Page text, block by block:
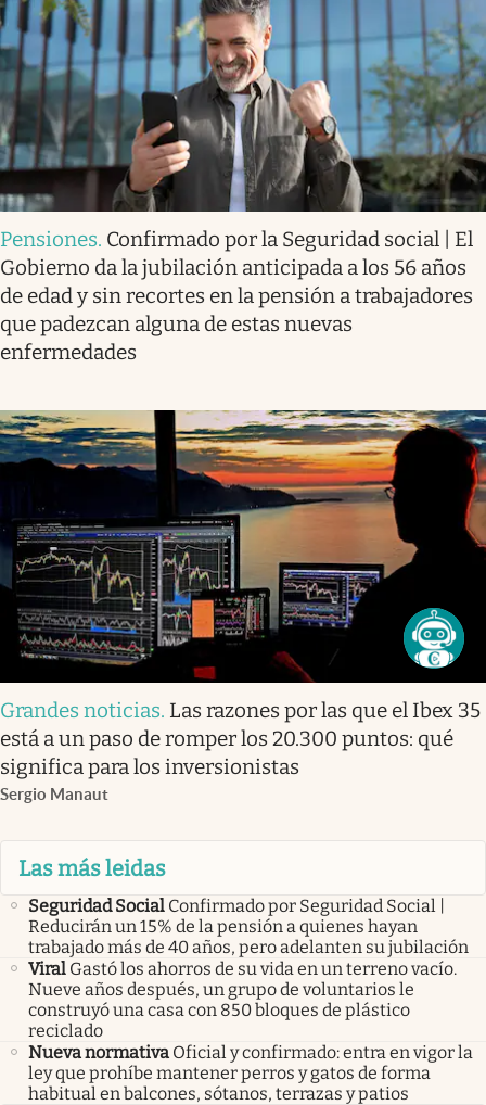
Pensiones. Confirmado por la Seguridad social | El
Gobierno da la jubilación anticipada a los 56 años
de edad y sin recortes en la pensión a trabajadores
que padezcan alguna de estas nuevas
enfermedades
Grandes noticias. Las razones por las que el Ibex 35
está a un paso de romper los 20.300 puntos: qué
significa para los inversionistas
Sergio Manaut
Las más leidas
Seguridad Social Confirmado por Seguridad Social |
Reducirán un 15% de la pensión a quienes hayan
trabajado más de 40 años, pero adelanten su jubilación
Viral Gastó los ahorros de su vida en un terreno vacío.
Nueve años después, un grupo de voluntarios le
construyó una casa con 850 bloques de plástico
reciclado
Nueva normativa Oficial y confirmado: entra en vigor la
ley que prohíbe mantener perros y gatos de forma
habitual en balcones, sótanos, terrazas y patios